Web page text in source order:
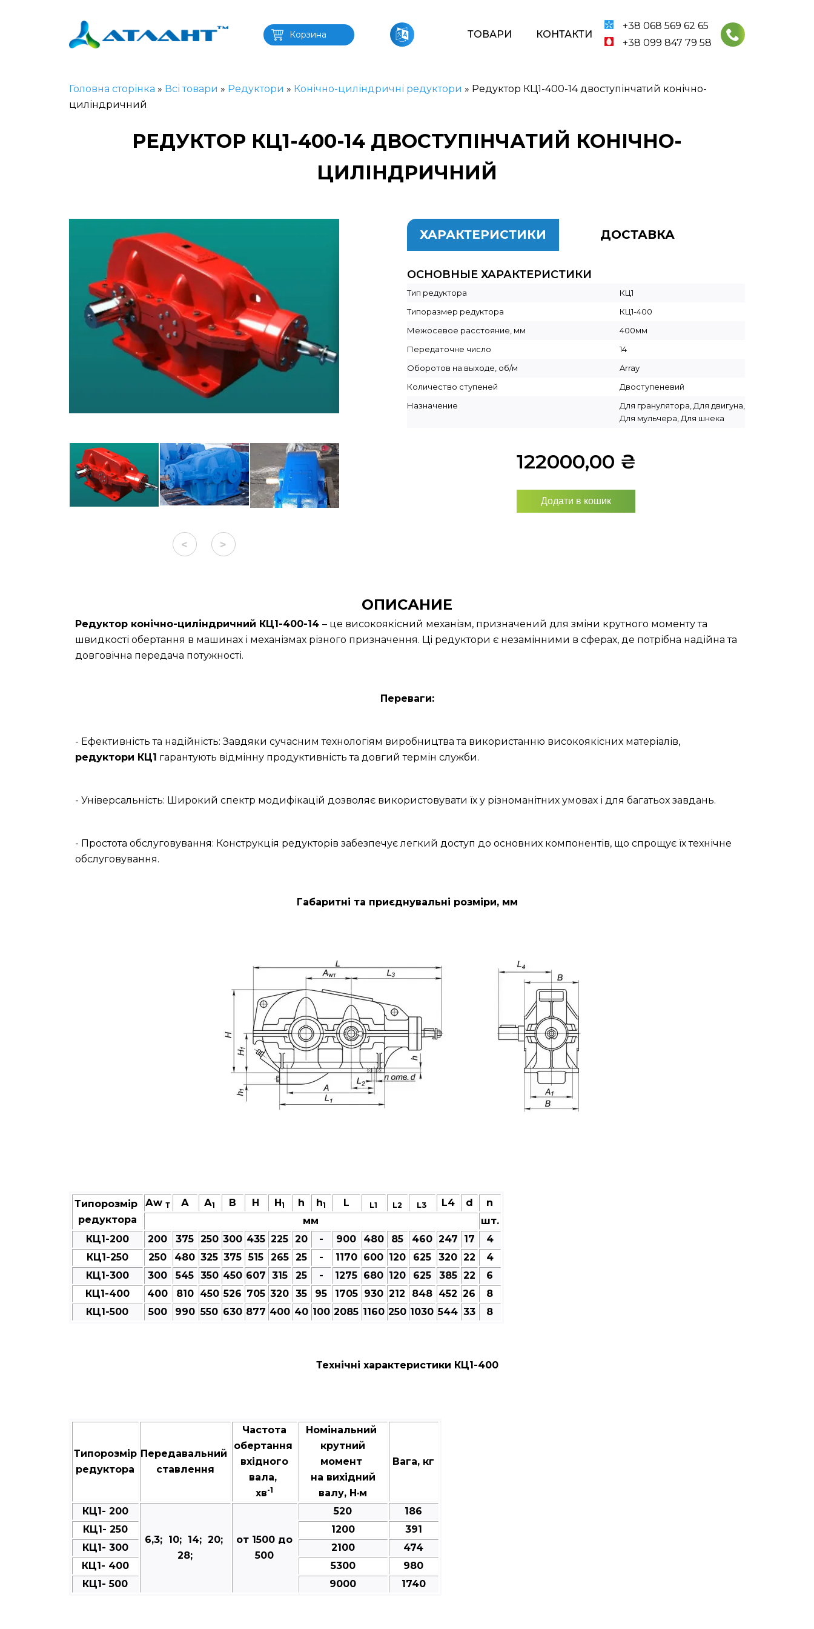
Корзина ТОВАРИ КОНТАКТИ
+38 068 569 62 65
+38 099 847 79 58
Головна сторінка » Всі товари » Редуктори » Конічно-циліндричні редуктори » Редуктор КЦ1-400-14 двоступінчатий конічно-
циліндричний
РЕДУКТОР КЦ1-400-14 ДВОСТУПІНЧАТИЙ КОНІЧНО-
ЦИЛІНДРИЧНИЙ
< >
ХАРАКТЕРИСТИКИ ДОСТАВКА
ОСНОВНЫЕ ХАРАКТЕРИСТИКИ
Тип редуктора
КЦ1
Типоразмер редуктора
КЦ1-400
Межосевое расстояние, мм
400мм
Передаточне число
14
Оборотов на выходе, об/м
Array
Количество ступеней
Двоступеневий
Назначение
Для гранулятора, Для двигуна,
Для мульчера, Для шнека
122000,00 ₴
Додати в кошик
ОПИСАНИЕ
Редуктор конічно-циліндричний КЦ1-400-14 – це високоякісний механізм, призначений для зміни крутного моменту та
швидкості обертання в машинах і механізмах різного призначення. Ці редуктори є незамінними в сферах, де потрібна надійна та
довговічна передача потужності.
Переваги:
- Ефективність та надійність: Завдяки сучасним технологіям виробництва та використанню високоякісних матеріалів,
редуктори КЦ1 гарантують відмінну продуктивність та довгий термін служби.
- Універсальність: Широкий спектр модифікацій дозволяє використовувати їх у різноманітних умовах і для багатьох завдань.
- Простота обслуговування: Конструкція редукторів забезпечує легкий доступ до основних компонентів, що спрощує їх технічне
обслуговування.
Габаритні та приєднувальні розміри, мм
Типорозмір
редуктора
Аw Т А А1 В Н H1 h h1 L L1 L2 L3 L4 d
n
мм
шт.
КЦ1-200
200 375 250 300 435 225 20 - 900 480 85 460 247 17
4
КЦ1-250
250 480 325 375 515 265 25 - 1170 600 120 625 320 22
4
КЦ1-300
300 545 350 450 607 315 25 - 1275 680 120 625 385 22
6
КЦ1-400
400 810 450 526 705 320 35 95 1705 930 212 848 452 26
8
КЦ1-500
500 990 550 630 877 400 40 100 2085 1160 250 1030 544 33 8
Технічні характеристики КЦ1-400
Типорозмір
редуктора
Передавальний
ставлення
Частота
обертання
вхідного
вала,
хв-1
Номінальний
крутний
момент
на вихідний
валу, Н·м
Вага, кг
КЦ1- 200
6,3; 10; 14; 20;
28;
от 1500 до
500
520
186
КЦ1- 250
1200
391
КЦ1- 300
2100
474
КЦ1- 400
5300
980
КЦ1- 500
9000 1740